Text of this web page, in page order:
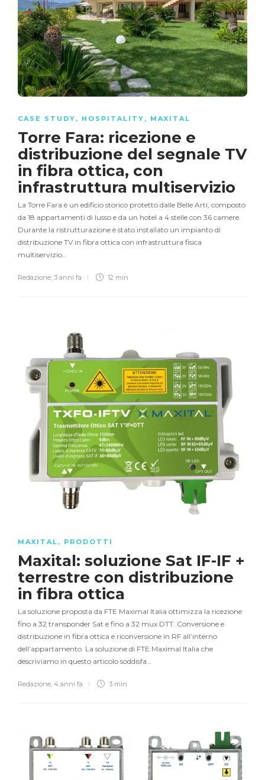
CASE STUDY , HOSPITALITY , MAXITAL
Torre Fara: ricezione e
distribuzione del segnale TV
in fibra ottica, con
infrastruttura multiservizio
La Torre Fara è un edificio storico protetto dalle Belle Arti, composto
da 18 appartamenti di lusso e da un hotel a 4 stelle con 36 camere.
Durante la ristrutturazione è stato installato un impianto di
distribuzione TV in fibra ottica con infrastruttura fisica
multiservizio…
Redazione, 3 anni fa 12 min
MAXITAL , PRODOTTI
Maxital: soluzione Sat IF-IF +
terrestre con distribuzione
in fibra ottica
La soluzione proposta da FTE Maximal Italia ottimizza la ricezione
fino a 32 transponder Sat e fino a 32 mux DTT. Conversione e
distribuzione in fibra ottica e riconversione in RF all’interno
dell’appartamento. La soluzione di FTE Maximal Italia che
descriviamo in questo articolo soddisfa…
Redazione, 4 anni fa 3 min